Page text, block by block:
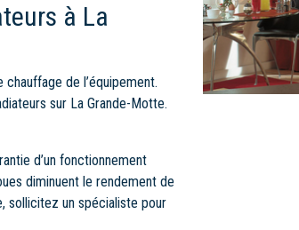
à La
de l’équipement.
sur La Grande-Motte.
d’un fonctionnement
diminuent le rendement de
sollicitez un spécialiste pour